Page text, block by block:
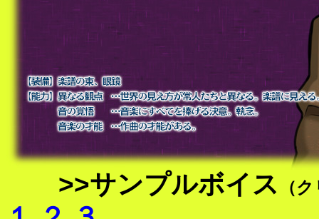
>>サンプルボイス （